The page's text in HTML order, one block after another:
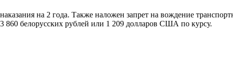
на 2 года. Также наложен запрет на вождение
860 белорусских рублей или 1 209 долларов США по курсу.